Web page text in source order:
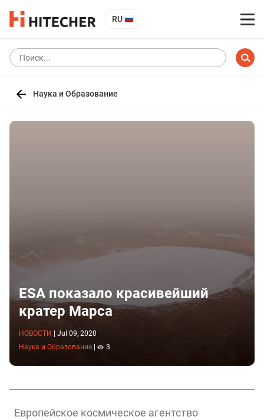
RU
Наука и Образование
ESA показало красивейший
кратер Марса
НОВОСТИ
Jul 09, 2020
Наука и Образование
3
Европейское космическое агентство